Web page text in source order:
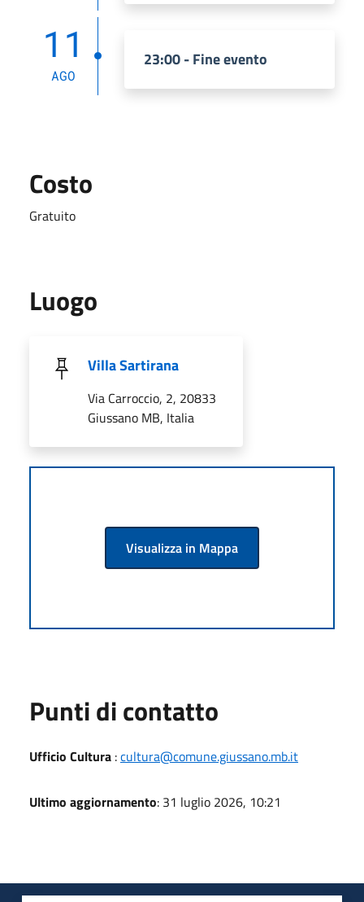
11
AGO
23:00 - Fine evento
Costo
Gratuito
Luogo
Villa Sartirana
Via Carroccio, 2, 20833
Giussano MB, Italia
Visualizza in Mappa
Punti di contatto
Ufficio Cultura :cultura@comune.giussano.mb.it
Ultimo aggiornamento: 31 luglio 2026, 10:21